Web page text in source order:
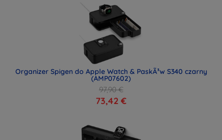
Organizer Spigen do Apple Watch & PaskÃ³w S340 czarny
(AMP07602)
97,90 €
73,42 €